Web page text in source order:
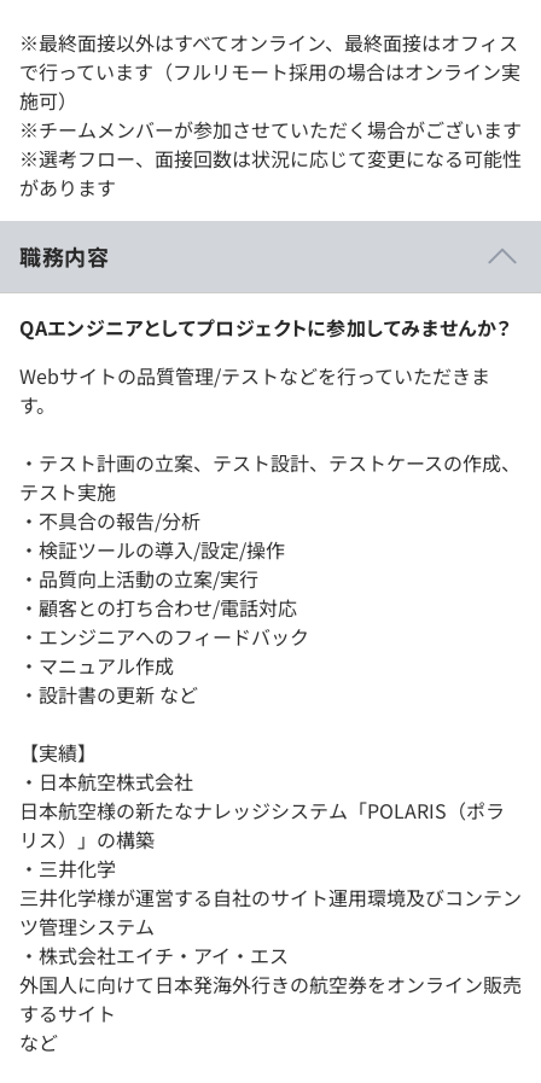
※最終面接以外はすべてオンライン、最終面接はオフィス
で行っています（フルリモート採用の場合はオンライン実
施可）
※チームメンバーが参加させていただく場合がございます
※選考フロー、面接回数は状況に応じて変更になる可能性
があります
職務内容
QAエンジニアとしてプロジェクトに参加してみませんか？
Webサイトの品質管理/テストなどを行っていただきま
す。
・テスト計画の立案、テスト設計、テストケースの作成、
テスト実施
・不具合の報告/分析
・検証ツールの導入/設定/操作
・品質向上活動の立案/実行
・顧客との打ち合わせ/電話対応
・エンジニアへのフィードバック
・マニュアル作成
・設計書の更新 など
【実績】
・日本航空株式会社
日本航空様の新たなナレッジシステム「POLARIS（ポラ
リス）」の構築
・三井化学
三井化学様が運営する自社のサイト運用環境及びコンテン
ツ管理システム
・株式会社エイチ・アイ・エス
外国人に向けて日本発海外行きの航空券をオンライン販売
するサイト
など